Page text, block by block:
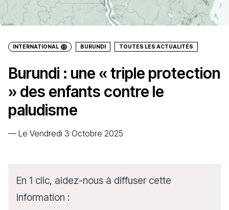
INTERNATIONAL BURUNDI TOUTES LES ACTUALITÉS
Burundi : une « triple protection
» des enfants contre le
paludisme
— Le Vendredi 3 Octobre 2025
En 1 clic, aidez-nous à diffuser cette
information :